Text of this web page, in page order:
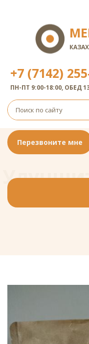
+7 (7142)
ПН-ПТ 9:00-18:00, ОБЕД
Перезвоните мне